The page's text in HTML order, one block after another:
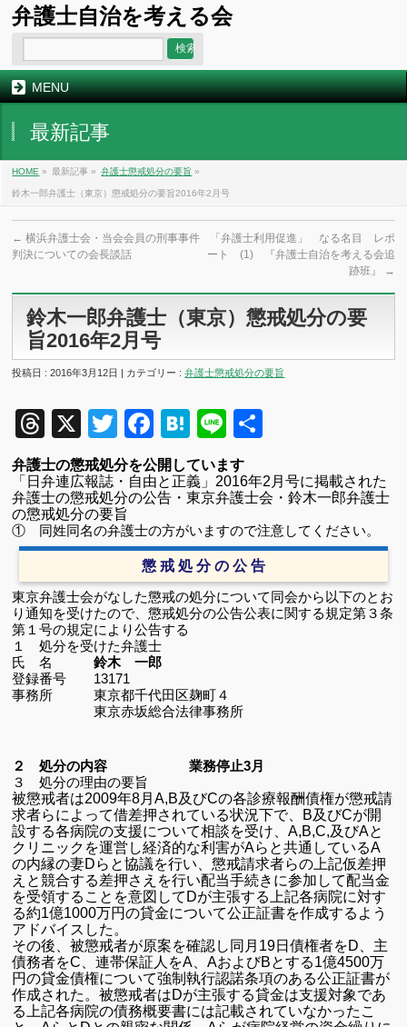
弁護士自治を考える会
MENU
最新記事
HOME » 最新記事 » 弁護士懲戒処分の要旨 »
鈴木一郎弁護士（東京）懲戒処分の要旨2016年2月号
← 横浜弁護士会・当会会員の刑事事件
判決についての会長談話
「弁護士利用促進」 なる名目 レポ
ート (1) 『弁護士自治を考える会追
跡班』
→
鈴木一郎弁護士（東京）懲戒処分の要
旨2016年2月号
投稿日 : 2016年3月12日 | カテゴリー :弁護士懲戒処分の要旨
Threads
X TwitterFacebook
Hatena
Line
弁護士の懲戒処分を公開しています
「日弁連広報誌・自由と正義」 2016年2 月号に掲載された
弁護士の懲戒処分の公告・東京弁護士会・鈴木一郎弁護士
の懲戒処分の要旨
① 同姓同名の弁護士の方がいますので注意してください。
懲 戒 処 分 の 公 告
東京弁護士会がなした懲戒の処分について同会から以下のとお
り通知を受けたので、懲戒処分の公告公表に関する規定第３条
第１号の規定により公告する
１ 処分を受けた弁護士
氏 名鈴木 一郎
登録番号 13171
事務所 東京都千代田区麹町４
東京赤坂総合法律事務所
２ 処分の内容 業務停止3月
３ 処分の理由の要旨
被懲戒者は2009年8月A,B及びCの各診療報酬債権が懲戒請
求者らによって借差押されている状況下で、B及びCが開
設する各病院の支援について相談を受け、A,B,C,及びAと
クリニックを運営し経済的な利害がAらと共通しているA
の内縁の妻Dらと協議を行い、懲戒請求者らの上記仮差押
えと競合する差押さえを行い配当手続きに参加して配当金
を受領することを意図してDが主張する上記各病院に対す
る約1億1000万円の貸金について公正証書を作成するよう
アドバイスした。
その後、被懲戒者が原案を確認し同月19日債権者をD、主
債務者をC、連帯保証人をA、AおよびBとする1億4500万
円の貸金債権について強制執行認諾条項のある公正証書が
作成された。被懲戒者はDが主張する貸金は支援対象であ
る上記各病院の債務概要書には記載されていなかったこ